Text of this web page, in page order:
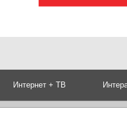
Интернет + ТВ